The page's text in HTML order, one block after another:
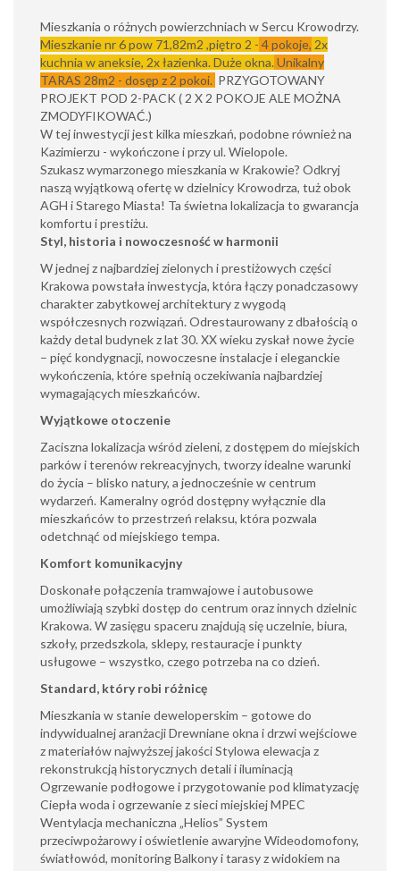
Mieszkania o różnych powierzchniach w Sercu Krowodrzy.
Mieszkanie nr 6 pow 71,82m2 ,piętro 2 - 4 pokoje, 2x
kuchnia w aneksie, 2x łazienka. Duże okna. Unikalny
TARAS 28m2 - dosęp z 2 pokoi. PRZYGOTOWANY
PROJEKT POD 2-PACK ( 2 X 2 POKOJE ALE MOŻNA
ZMODYFIKOWAĆ.)
W tej inwestycji jest kilka mieszkań, podobne również na
Kazimierzu - wykończone i przy ul. Wielopole.
Szukasz wymarzonego mieszkania w Krakowie? Odkryj
naszą wyjątkową ofertę w dzielnicy Krowodrza, tuż obok
AGH i Starego Miasta! Ta świetna lokalizacja to gwarancja
komfortu i prestiżu.
Styl, historia i nowoczesność w harmonii
W jednej z najbardziej zielonych i prestiżowych części
Krakowa powstała inwestycja, która łączy ponadczasowy
charakter zabytkowej architektury z wygodą
współczesnych rozwiązań. Odrestaurowany z dbałością o
każdy detal budynek z lat 30. XX wieku zyskał nowe życie
– pięć kondygnacji, nowoczesne instalacje i eleganckie
wykończenia, które spełnią oczekiwania najbardziej
wymagających mieszkańców.
Wyjątkowe otoczenie
Zaciszna lokalizacja wśród zieleni, z dostępem do miejskich
parków i terenów rekreacyjnych, tworzy idealne warunki
do życia – blisko natury, a jednocześnie w centrum
wydarzeń. Kameralny ogród dostępny wyłącznie dla
mieszkańców to przestrzeń relaksu, która pozwala
odetchnąć od miejskiego tempa.
Komfort komunikacyjny
Doskonałe połączenia tramwajowe i autobusowe
umożliwiają szybki dostęp do centrum oraz innych dzielnic
Krakowa. W zasięgu spaceru znajdują się uczelnie, biura,
szkoły, przedszkola, sklepy, restauracje i punkty
usługowe – wszystko, czego potrzeba na co dzień.
Standard, który robi różnicę
Mieszkania w stanie deweloperskim – gotowe do
indywidualnej aranżacji Drewniane okna i drzwi wejściowe
z materiałów najwyższej jakości Stylowa elewacja z
rekonstrukcją historycznych detali i iluminacją
Ogrzewanie podłogowe i przygotowanie pod klimatyzację
Ciepła woda i ogrzewanie z sieci miejskiej MPEC
Wentylacja mechaniczna „Helios” System
przeciwpożarowy i oświetlenie awaryjne Wideodomofony,
światłowód, monitoring Balkony i tarasy z widokiem na